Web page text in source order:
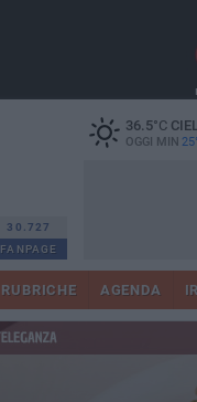
30.727
FANPAGE
36.5°C
OGGI MIN 25°
RUBRICHE AGENDA